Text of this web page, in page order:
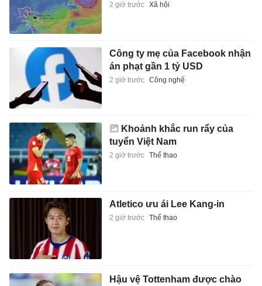
2 giờ trước Xã hội
Công ty mẹ của Facebook nhận
án phạt gần 1 tỷ USD
2 giờ trước Công nghệ
Khoảnh khắc run rẩy của
tuyển Việt Nam
2 giờ trước Thể thao
Atletico ưu ái Lee Kang-in
2 giờ trước Thể thao
Hậu vệ Tottenham được chào